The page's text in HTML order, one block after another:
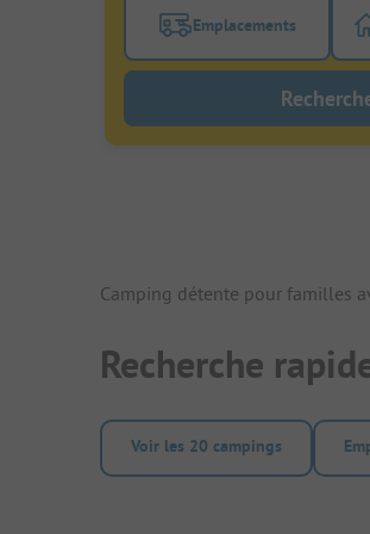
Activez le bouton
Emplacements
Camping détente pour familles
Recherche
Voir les 20 campings